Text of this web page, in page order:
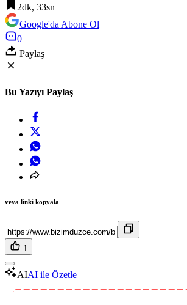
2dk, 33sn
Google'da Abone Ol
0
Paylaş
Bu Yazıyı Paylaş
veya linki kopyala
1
AIAI ile Özetle